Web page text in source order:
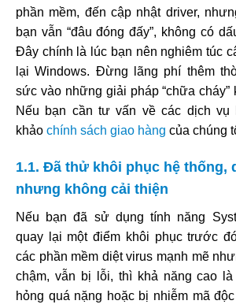
phần mềm, đến cập nhật driver,
bạn vẫn “đâu đóng đấy”, không có
Đây chính là lúc bạn nên nghiêm túc
lại Windows. Đừng lãng phí thêm
sức vào những giải pháp “chữa cháy”
Nếu bạn cần tư vấn về các dịch vụ
khảo chính sách giao hàng của chúng
1.1. Đã thử khôi phục hệ thống,
nhưng không cải thiện
Nếu bạn đã sử dụng tính năng
quay lại một điểm khôi phục trước
các phần mềm diệt virus mạnh mẽ
chậm, vẫn bị lỗi, thì khả năng cao
hỏng quá nặng hoặc bị nhiễm mã